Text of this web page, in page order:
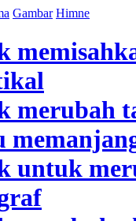
Gambar Himne